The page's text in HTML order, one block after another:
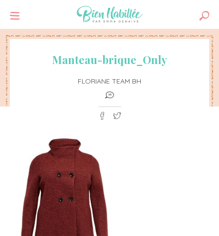
Manteau-brique_Only
FLORIANE TEAM BH